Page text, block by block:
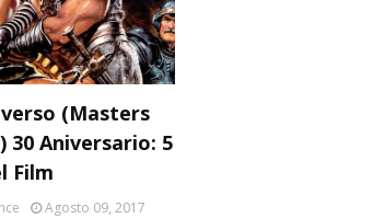
(Masters
30 Aniversario: 5
Film
Agosto 09, 2017